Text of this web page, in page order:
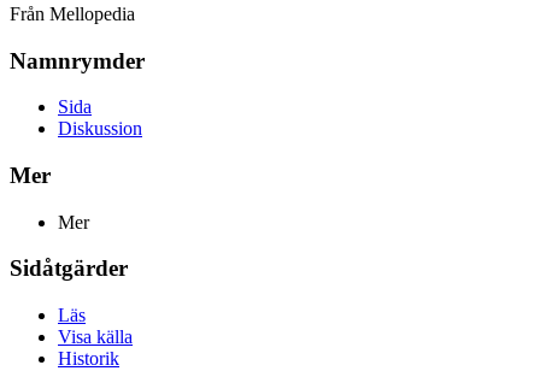
Från Mellopedia
Namnrymder
Sida
Diskussion
Mer
Mer
Sidåtgärder
Läs
Visa källa
Historik